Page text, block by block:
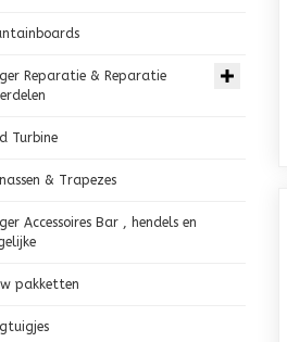
Reparatie & Reparatie
Turbine
& Trapezes
Accessoires Bar , hendels en
pakketten